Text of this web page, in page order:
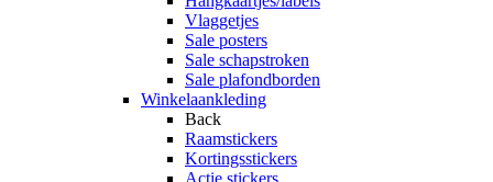
Vlaggetjes
Sale posters
Sale schapstroken
Sale plafondborden
Winkelaankleding
Back
Raamstickers
Kortingsstickers
Actie stickers